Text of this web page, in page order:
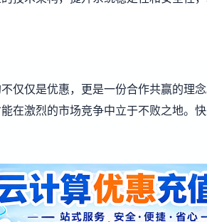
仅仅是优惠，更是一份合作共赢的理
在激烈的市场竞争中立于不败之地。